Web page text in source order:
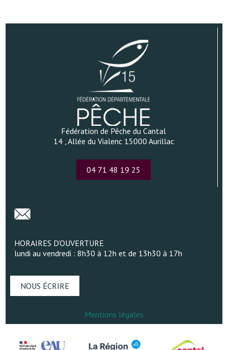
Fédération de Pêche du Cantal
14 , Allée du Vialenc 15000 Aurillac
04 71 48 19 25
HORAIRES D’OUVERTURE
lundi au vendredi : 8h30 à 12h et de 13h30 à 17h
NOUS ÉCRIRE
Mentions légales